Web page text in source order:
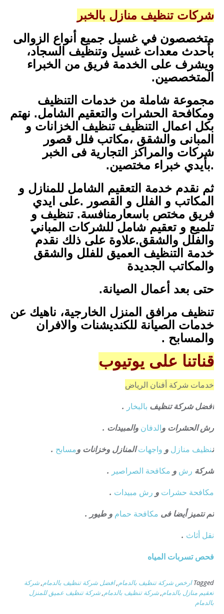
شركات تنظيف منازل بالخبر
متخصصون في غسيل جميع أنواع الزوالى
بأحدث معدات غسيل وتنظيف السجاد،
ويشرف على الخدمة فريق من الخبراء
المتخصصين.
مجموعة شاملة من خدمات التنظيف
ومكافحة الحشرات والتعقيم الشامل. نهتم
بكل اعمال التنظيف تنظيف الخزانات و
المبانى والشقق ،مكاتب فلل قصور
شركات والمراكز التجارية فى الخبر
.بأيدي خبراء مختصين.
ثم نقدم خدمة التعقيم الشامل للمنازل و
المكاتب و الفلل و القصور .على ايدي
فريق مختص باسعارمنافسة. تنظيف و
تلميع و تعقيم شامل للشركات المباني
والفلل والشقق.علاوة على ذلك نقدم
خدمة التنظيف العميق للفلل والشقق
والمكاتب الجديدة
حتى بعد أعمال الصيانة.
تنظيف مرافق المنزل الخارجية، ناهيك عن
خدمات الصيانة للكنديشنات والافران
والمسابح .
قناتنا على يوتيوب
خدمات شركة أفنان الرياض
افضل شركة تنظيف بالبخار .
رش الحشرات والدفان والمبيدات .
تنظيف منازل و واجهاتالمنازل وخزانات ومسابح .
شركة رش و مكافحة الصراصير .
مكافحة حشرات و رش مبيدات .
ثم نتميز أيضا فى مكافحة حمام و طيور .
نقل أثاث .
فحص تسربات المياه
Tagged ارخص شركة تنظيف بالدمام,افضل شركة تنظيف بالدمام,شركة
تعقيم منازل بالدمام,شركة تنظيف بالدمام,شركة تنظيف عميق للمنزل
بالدمام